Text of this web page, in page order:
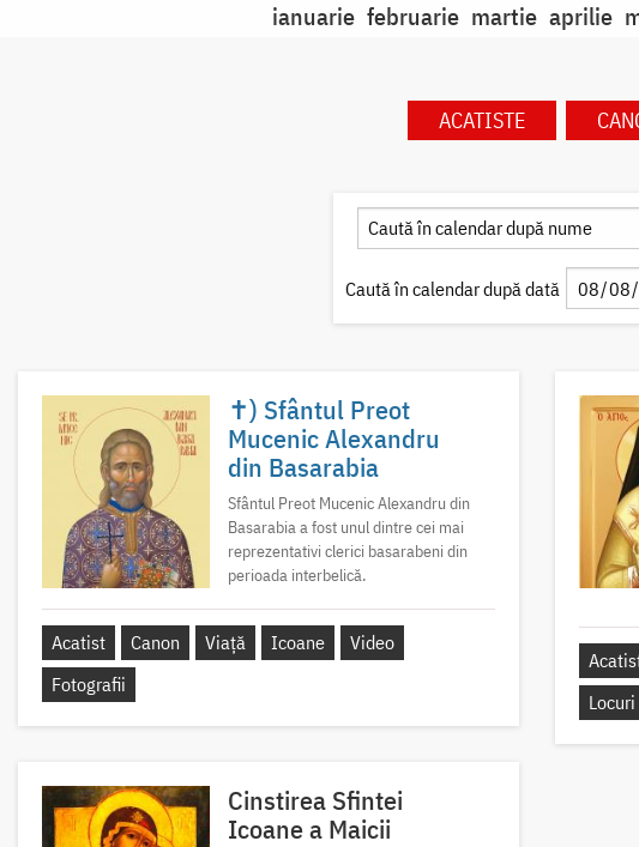
ianuarie februarie martie aprilie
ACATISTE
Caută în calendar după dată
✝) Sfântul Preot
Mucenic Alexandru
din Basarabia
Sfântul Preot Mucenic Alexandru din
Basarabia a fost unul dintre cei mai
reprezentativi clerici basarabeni din
perioada interbelică.
Acatist Canon Viață Icoane
Video
Fotografii
Cinstirea Sfintei
Icoane a Maicii